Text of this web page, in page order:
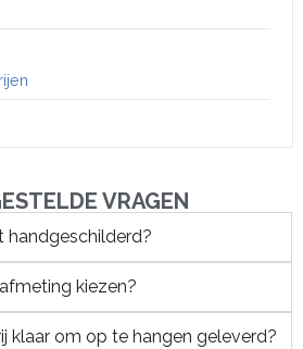
VRAGEN
handgeschilderd?
kiezen?
klaar om op te hangen geleverd?